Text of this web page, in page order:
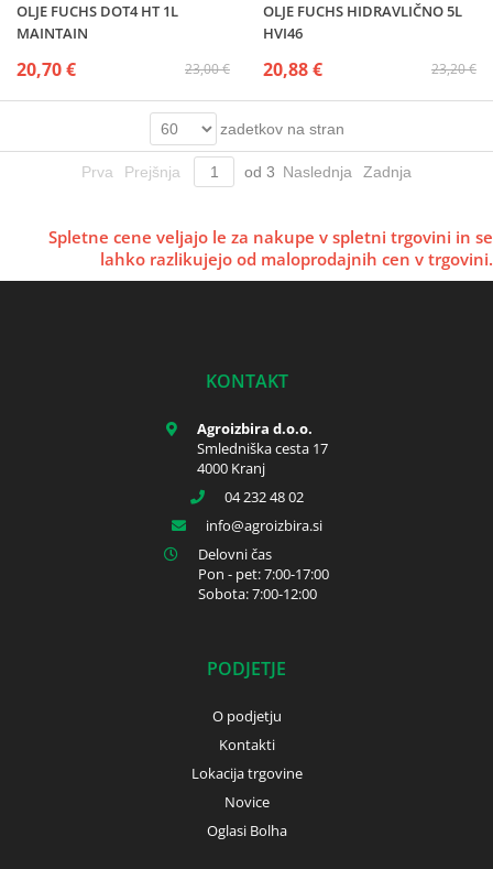
OLJE FUCHS DOT4 HT 1L
MAINTAIN
23,00 €
20,70 €
OLJE FUCHS HIDRAVLIČNO 5L
HVI46
23,20 €
20,88 €
zadetkov na stran
Prva Prejšnja od 3 Naslednja Zadnja
Spletne cene veljajo le za nakupe v spletni trgovini in se
lahko razlikujejo od maloprodajnih cen v trgovini.
KONTAKT
Agroizbira d.o.o.
Smledniška cesta 17
4000 Kranj
04 232 48 02
info
agroizbira.si
Delovni čas
Pon - pet: 7:00-17:00
Sobota: 7:00-12:00
PODJETJE
O podjetju
Kontakti
Lokacija trgovine
Novice
Oglasi Bolha